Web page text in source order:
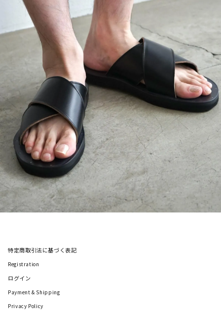
特定商取引法に基づく表記
Registration
ログイン
Payment & Shipping
Privacy Policy